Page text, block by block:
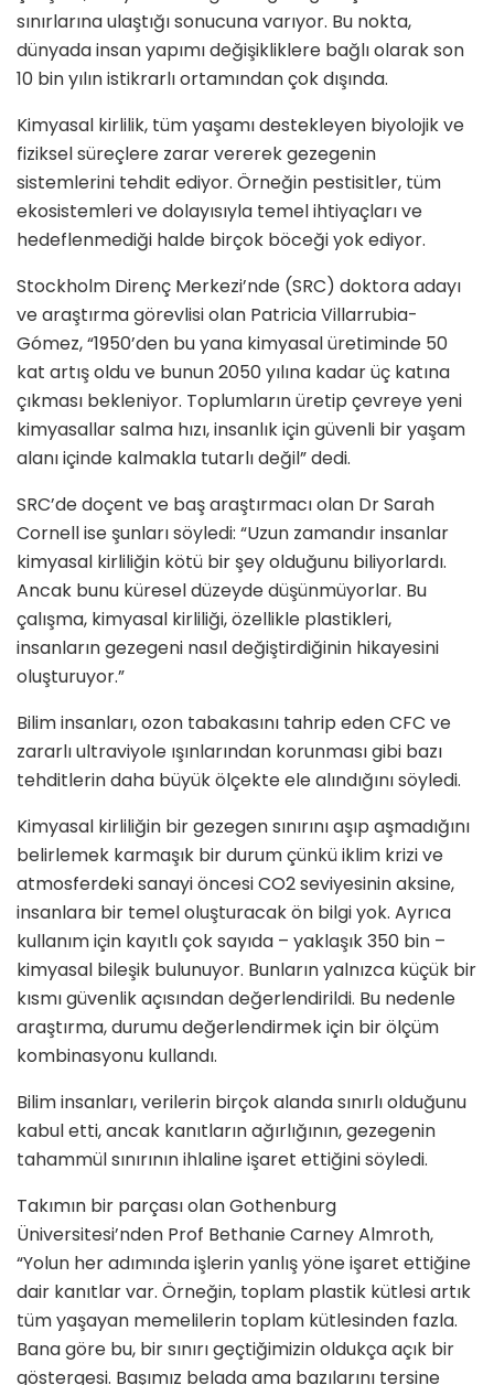
sınırlarına ulaştığı sonucuna varıyor. Bu nokta,
dünyada insan yapımı değişikliklere bağlı olarak son
10 bin yılın istikrarlı ortamından çok dışında.
Kimyasal kirlilik, tüm yaşamı destekleyen biyolojik ve
fiziksel süreçlere zarar vererek gezegenin
sistemlerini tehdit ediyor. Örneğin pestisitler, tüm
ekosistemleri ve dolayısıyla temel ihtiyaçları ve
hedeflenmediği halde birçok böceği yok ediyor.
Stockholm Direnç Merkezi’nde (SRC) doktora adayı
ve araştırma görevlisi olan Patricia Villarrubia-
Gómez, “1950’den bu yana kimyasal üretiminde 50
kat artış oldu ve bunun 2050 yılına kadar üç katına
çıkması bekleniyor. Toplumların üretip çevreye yeni
kimyasallar salma hızı, insanlık için güvenli bir yaşam
alanı içinde kalmakla tutarlı değil” dedi.
SRC’de doçent ve baş araştırmacı olan Dr Sarah
Cornell ise şunları söyledi: “Uzun zamandır insanlar
kimyasal kirliliğin kötü bir şey olduğunu biliyorlardı.
Ancak bunu küresel düzeyde düşünmüyorlar. Bu
çalışma, kimyasal kirliliği, özellikle plastikleri,
insanların gezegeni nasıl değiştirdiğinin hikayesini
oluşturuyor.”
Bilim insanları, ozon tabakasını tahrip eden CFC ve
zararlı ultraviyole ışınlarından korunması gibi bazı
tehditlerin daha büyük ölçekte ele alındığını söyledi.
Kimyasal kirliliğin bir gezegen sınırını aşıp aşmadığını
belirlemek karmaşık bir durum çünkü iklim krizi ve
atmosferdeki sanayi öncesi CO2 seviyesinin aksine,
insanlara bir temel oluşturacak ön bilgi yok. Ayrıca
kullanım için kayıtlı çok sayıda – yaklaşık 350 bin –
kimyasal bileşik bulunuyor. Bunların yalnızca küçük bir
kısmı güvenlik açısından değerlendirildi. Bu nedenle
araştırma, durumu değerlendirmek için bir ölçüm
kombinasyonu kullandı.
Bilim insanları, verilerin birçok alanda sınırlı olduğunu
kabul etti, ancak kanıtların ağırlığının, gezegenin
tahammül sınırının ihlaline işaret ettiğini söyledi.
Takımın bir parçası olan Gothenburg
Üniversitesi’nden Prof Bethanie Carney Almroth,
“Yolun her adımında işlerin yanlış yöne işaret ettiğine
dair kanıtlar var. Örneğin, toplam plastik kütlesi artık
tüm yaşayan memelilerin toplam kütlesinden fazla.
Bana göre bu, bir sınırı geçtiğimizin oldukça açık bir
göstergesi. Başımız belada ama bazılarını tersine